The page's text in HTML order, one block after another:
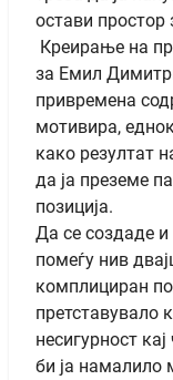
остави простор
Креирање на
за Емил
привремена
мотивира,
како резултат
да ја преземе
позиција.
Да се создаде и
помеѓу нив
комплициран
несигурност
би ја намалило